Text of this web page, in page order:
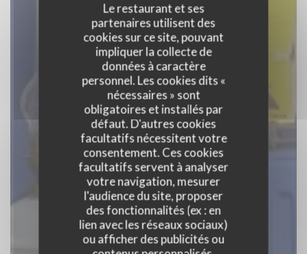
Le restaurant et ses
partenaires utilisent des
cookies sur ce site, pouvant
impliquer la collecte de
données à caractère
personnel. Les cookies dits «
nécessaires » sont
obligatoires et installés par
défaut. D'autres cookies
facultatifs nécessitent votre
consentement. Ces cookies
facultatifs servent à analyser
votre navigation, mesurer
l'audience du site, proposer
des fonctionnalités (ex : en
lien avec les réseaux sociaux)
ou afficher des publicités ou
Chez Raoul
Estaminet